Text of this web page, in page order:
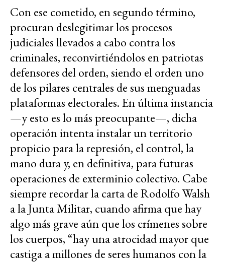
Con ese cometido, en segundo término,
procuran deslegitimar los procesos
judiciales llevados a cabo contra los
criminales, reconvirtiéndolos en patriotas
defensores del orden, siendo el orden uno
de los pilares centrales de sus menguadas
plataformas electorales. En última instancia
—y esto es lo más preocupante—, dicha
operación intenta instalar un territorio
propicio para la represión, el control, la
mano dura y, en definitiva, para futuras
operaciones de exterminio colectivo. Cabe
siempre recordar la carta de Rodolfo Walsh
a la Junta Militar, cuando afirma que hay
algo más grave aún que los crímenes sobre
los cuerpos, “hay una atrocidad mayor que
castiga a millones de seres humanos con la